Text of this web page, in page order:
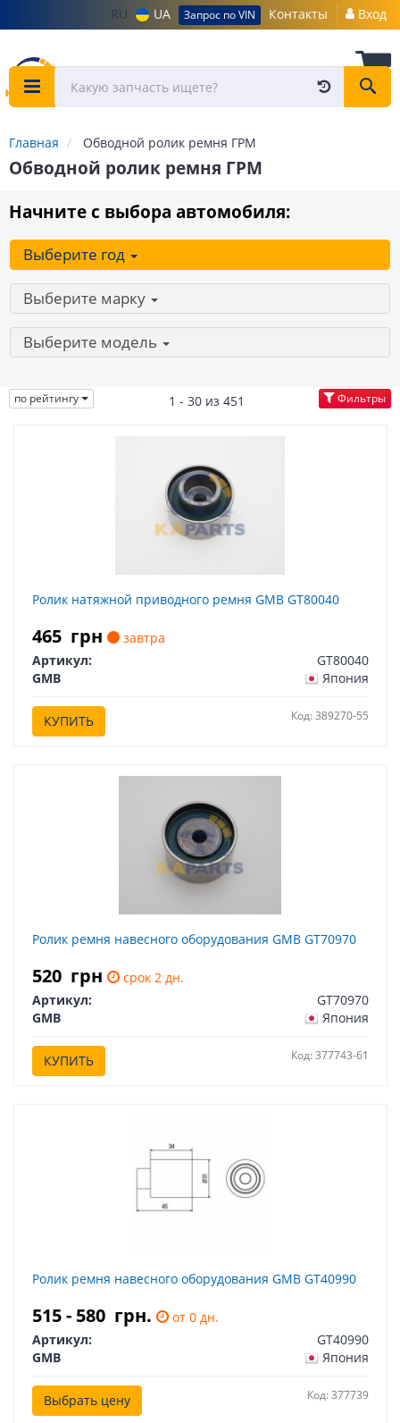
RU UA Запрос по VIN Контакты Вход
Главная Обводной ролик ремня ГРМ
Обводной ролик ремня ГРМ
Начните с выбора автомобиля:
Выберите год
Выберите марку
Выберите модель
по рейтингу 1 - 30 из 451 Фильтры
Ролик натяжной приводного ремня GMB GT80040
465 грн
завтра
Артикул:
GT80040
GMB
Япония
КУПИТЬ Код: 389270-55
Ролик ремня навесного оборудования GMB GT70970
520 грн
срок 2 дн.
Артикул:
GT70970
GMB
Япония
КУПИТЬ Код: 377743-61
Ролик ремня навесного оборудования GMB GT40990
515 - 580 грн.
от 0 дн.
Артикул:
GT40990
GMB
Япония
Выбрать цену Код: 377739